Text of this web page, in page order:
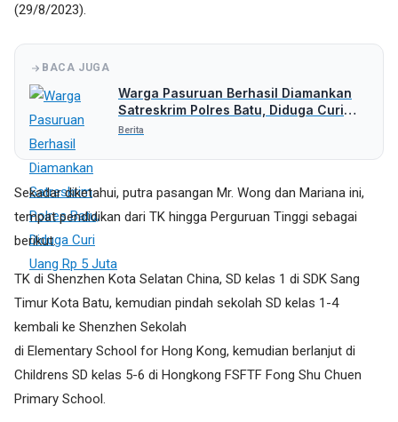
(29/8/2023).
BACA JUGA
Warga Pasuruan Berhasil Diamankan
Satreskrim Polres Batu, Diduga Curi
Uang Rp 5 Juta
Berita
Sekadar diketahui, putra pasangan Mr. Wong dan Mariana ini,
tempat pendidikan dari TK hingga Perguruan Tinggi sebagai
berikut.
TK di Shenzhen Kota Selatan China, SD kelas 1 di SDK Sang
Timur Kota Batu, kemudian pindah sekolah SD kelas 1-4
kembali ke Shenzhen Sekolah
di Elementary School for Hong Kong, kemudian berlanjut di
Childrens SD kelas 5-6 di Hongkong FSFTF Fong Shu Chuen
Primary School.